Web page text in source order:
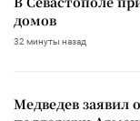
домов
32 минуты назад
Медведев заявил